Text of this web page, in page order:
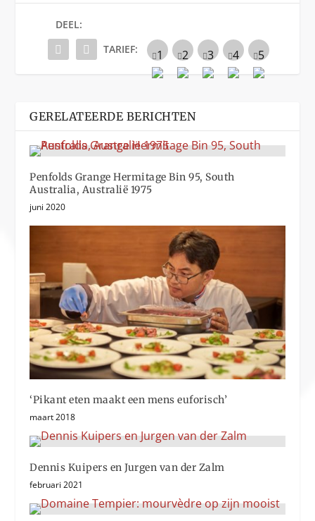
DEEL:
TARIEF:
GERELATEERDE BERICHTEN
Penfolds Grange Hermitage Bin 95, South
Australia, Australië 1975
juni 2020
‘Pikant eten maakt een mens euforisch’
maart 2018
Dennis Kuipers en Jurgen van der Zalm
februari 2021